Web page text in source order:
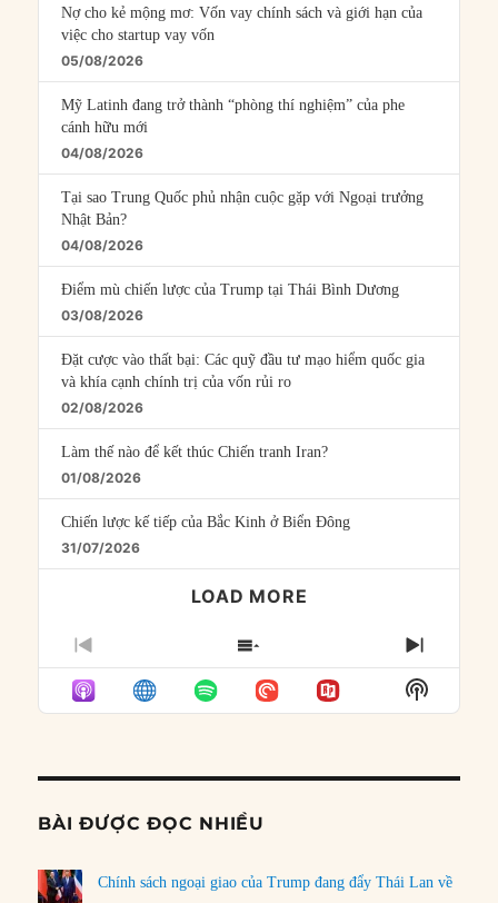
Nợ cho kẻ mộng mơ: Vốn vay chính sách và giới hạn của
việc cho startup vay vốn
05/08/2026
Mỹ Latinh đang trở thành “phòng thí nghiệm” của phe
cánh hữu mới
04/08/2026
Tại sao Trung Quốc phủ nhận cuộc gặp với Ngoại trưởng
Nhật Bản?
04/08/2026
Điểm mù chiến lược của Trump tại Thái Bình Dương
03/08/2026
Đặt cược vào thất bại: Các quỹ đầu tư mạo hiểm quốc gia
và khía cạnh chính trị của vốn rủi ro
02/08/2026
Làm thế nào để kết thúc Chiến tranh Iran?
01/08/2026
Chiến lược kế tiếp của Bắc Kinh ở Biển Đông
31/07/2026
LOAD MORE
PREVIOUS
EPISODE
SHOW
EPISODES
LIST
NEXT
Show
Podcast
BÀI ĐƯỢC ĐỌC NHIỀU
Chính sách ngoại giao của Trump đang đẩy Thái Lan về